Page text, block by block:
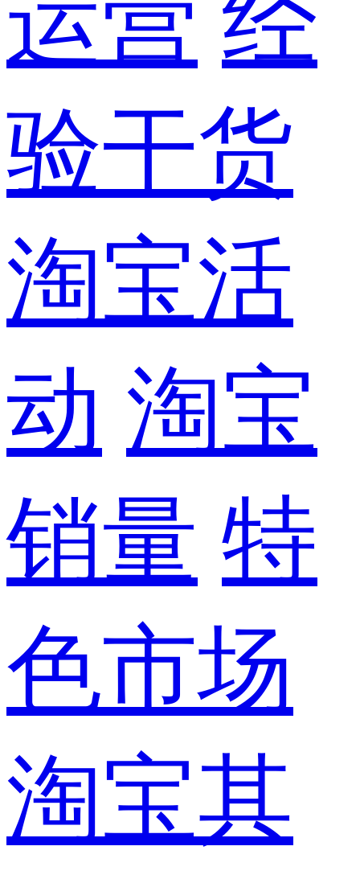
运营 经
验干货
淘宝活
动 淘宝
销量 特
色市场
淘宝其